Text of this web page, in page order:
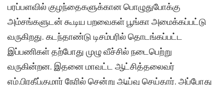
பரப்பளவில் குழந்தைகளுக்கான பொழுதுபோக்கு
அம்சங்களுடன் கூடிய பறவைகள் பூங்கா அமைக்கப்பட்டு
வருகிறது. கடந்தாண்டு டிசம்பரில் தொடங்கப்பட்ட
இப்பணிகள் தற்போது முழு வீச்சில் நடைபெற்று
வருகின்றன. இதனை மாவட்ட ஆட்சித்தலைவர்
எம்.பிரதீப்குமார் நேரில் சென்று ஆய்வு செய்தார். அப்போது